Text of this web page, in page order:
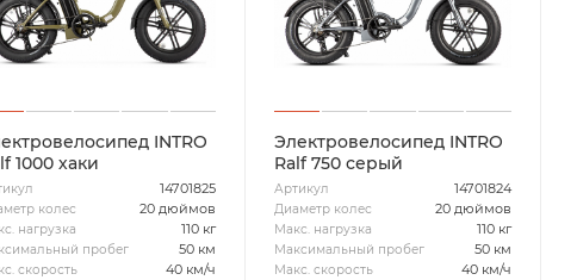
INTRO
1000 хаки
14701825
колес 20 дюймов
нагрузка 110 кг
пробег 50 км
скорость 40 км/ч
Электровелосипед INTRO
Ralf 750 серый
Артикул 14701824
Диаметр колес 20 дюймов
Макс. нагрузка 110 кг
Максимальный пробег 50 км
Макс. скорость 40 км/ч